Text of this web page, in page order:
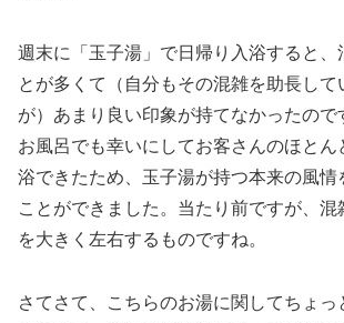
週末に「玉子湯」で日帰り入浴すると、
とが多くて（自分もその混雑を助長して
が）あまり良い印象が持てなかったので
お風呂でも幸いにしてお客さんのほとん
浴できたため、玉子湯が持つ本来の風情
ことができました。当たり前ですが、混
を大きく左右するものですね。
さてさて、こちらのお湯に関してちょっ